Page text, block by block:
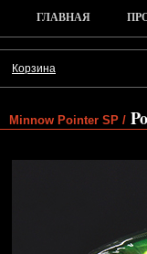
ГЛАВНАЯ
Корзина
Minnow Pointer SP /